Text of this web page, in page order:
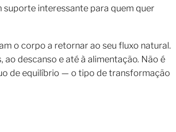
suporte interessante para quem quer
o corpo a retornar ao seu fluxo natural.
descanso e até à alimentação. Não é
de equilíbrio — o tipo de transformação